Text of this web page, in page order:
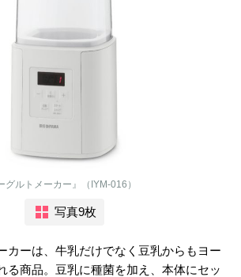
ルトメーカー』（IYM-016）
写真9枚
カーは、牛乳だけでなく豆乳からもヨー
る商品。豆乳に種菌を加え、本体にセッ